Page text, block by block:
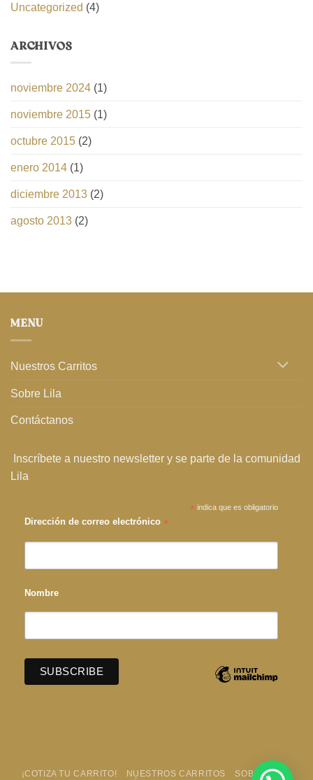
Uncategorized (4)
ARCHIVOS
noviembre 2024 (1)
noviembre 2015 (1)
octubre 2015 (2)
enero 2014 (1)
diciembre 2013 (2)
agosto 2013 (2)
MENU
Nuestros Carritos
Sobre Lila
Contáctanos
Inscríbete a nuestro newsletter y se parte de la comunidad
Lila
* indica que es obligatorio
Dirección de correo electrónico *
Nombre
¡COTIZA TU CARRITO! NUESTROS CARRITOS
SOBRE LILA